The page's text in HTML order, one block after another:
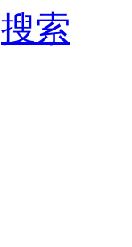
搜索